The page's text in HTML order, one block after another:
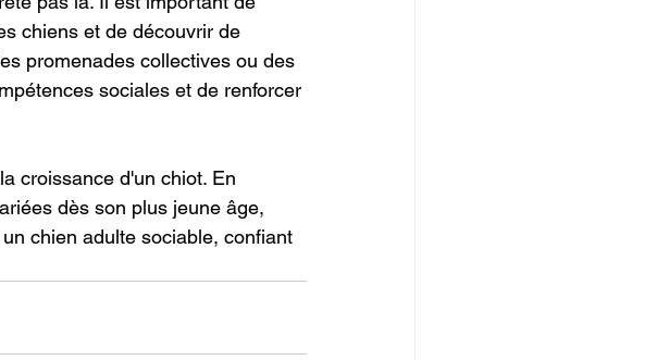
chiens et de découvrir de
promenades collectives ou des
sociales et de renforcer
croissance d'un chiot. En
dès son plus jeune âge,
chien adulte sociable, confiant